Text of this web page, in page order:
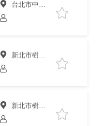
台北市中山區
新北市樹林區
新北市樹林區